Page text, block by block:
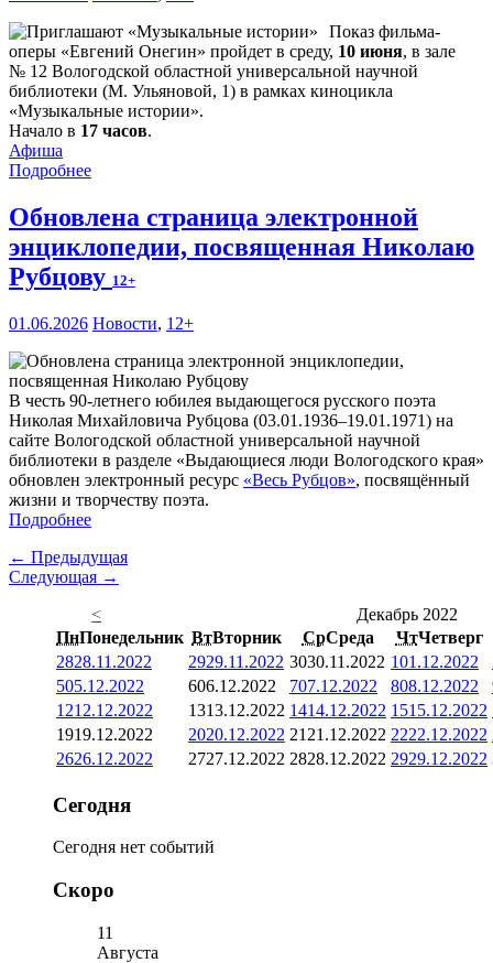
Показ фильма-
оперы «Евгений Онегин» пройдет в среду, 10 июня, в зале
№ 12 Вологодской областной универсальной научной
библиотеки (М. Ульяновой, 1) в рамках киноцикла
«Музыкальные истории».
Начало в 17 часов.
Афиша
Подробнее
Обновлена страница электронной
энциклопедии, посвященная Николаю
Рубцову 12+
01.06.2026 Новости, 12+
В честь 90-летнего юбилея выдающегося русского поэта
Николая Михайловича Рубцова (03.01.1936–19.01.1971) на
сайте Вологодской областной универсальной научной
библиотеки в разделе «Выдающиеся люди Вологодского края»
обновлен электронный ресурс «Весь Рубцов», посвящённый
жизни и творчеству поэта.
Подробнее
← Предыдущая
Следующая →
<
Декабрь 2022
ПнПонедельник ВтВторник СрСреда ЧтЧетверг
2828.11.2022 2929.11.2022 3030.11.2022 101.12.2022
505.12.2022 606.12.2022 707.12.2022 808.12.2022
1212.12.2022 1313.12.2022 1414.12.2022 1515.12.2022
1919.12.2022 2020.12.2022 21 21.12.2022 2222.12.2022
2626.12.2022 2727.12.2022 2828.12.2022 2929.12.2022
Сегодня
Сегодня нет событий
Скоро
11
Августа